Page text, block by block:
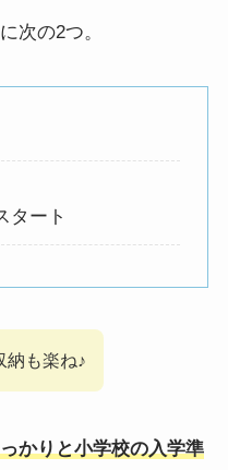
次の2つ。
タート
納も楽ね♪
かりと小学校の入学準